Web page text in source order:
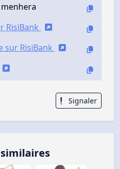
RisiBank
sur RisiBank
Signaler